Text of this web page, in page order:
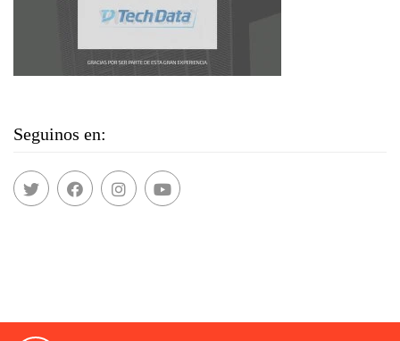
Seguinos en: